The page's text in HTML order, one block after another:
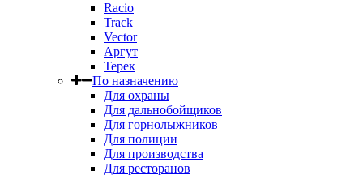
Racio
Track
Vector
Аргут
Терек
По назначению
Для охраны
Для дальнобойщиков
Для горнолыжников
Для полиции
Для производства
Для ресторанов